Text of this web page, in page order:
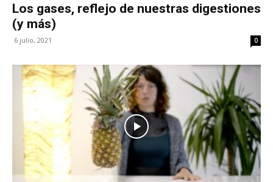
Los gases, reflejo de nuestras digestiones
(y más)
6 julio, 2021 0